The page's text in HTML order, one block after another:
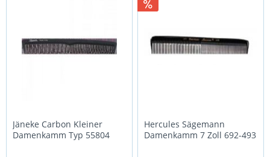
Jäneke Carbon Kleiner
Damenkamm Typ 55804
Hercules Sägemann
Damenkamm 7 Zoll 692-493